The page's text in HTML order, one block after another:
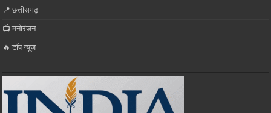
📍 छत्तीसगढ़
📺 मनोरंजन
🔥 टॉप न्यूज़